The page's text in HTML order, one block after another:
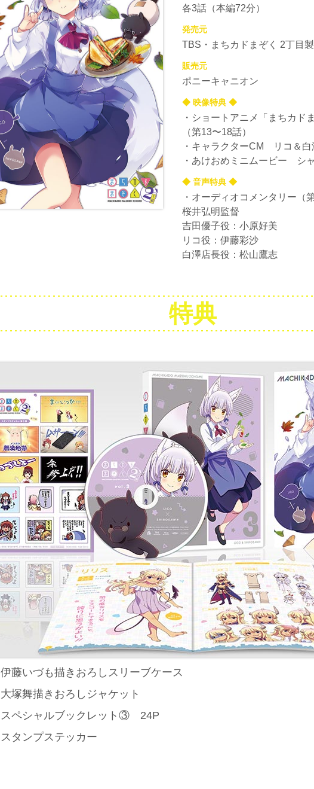
各3話（本編72分）
発売元
TBS・まちカドまぞく 2丁目
販売元
ポニーキャニオン
◆ 映像特典 ◆
・ショートアニメ「まちカド
（第13〜18話）
・キャラクターCM リコ＆白
・あけおめミニムービー シ
◆ 音声特典 ◆
・オーディオコメンタリー（
桜井弘明監督
吉田優子役：小原好美
リコ役：伊藤彩沙
白澤店長役：松山鷹志
特典
伊藤いづも描きおろしスリーブケース
大塚舞描きおろしジャケット
スペシャルブックレット③ 24P
スタンプステッカー